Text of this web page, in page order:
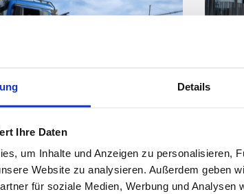
Details
Ihre Daten
um Inhalte und Anzeigen zu personalisieren,
Website zu analysieren. Außerdem geben
für soziale Medien, Werbung und Analysen